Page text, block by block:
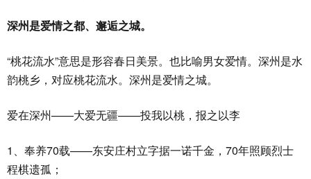
深州是爱情之都、邂逅之城。
“桃花流水”意思是形容春日美景。也比喻男女爱情。深州是水
韵桃乡，对应桃花流水。深州是爱情之城。
爱在深州——大爱无疆——投我以桃，报之以李
1、奉养70载——东安庄村立字据一诺千金，70年照顾烈士
程棋遗孤；